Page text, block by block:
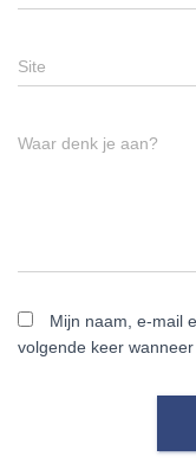
Site
Waar denk je aan?
Mijn naam, e-mail
volgende keer